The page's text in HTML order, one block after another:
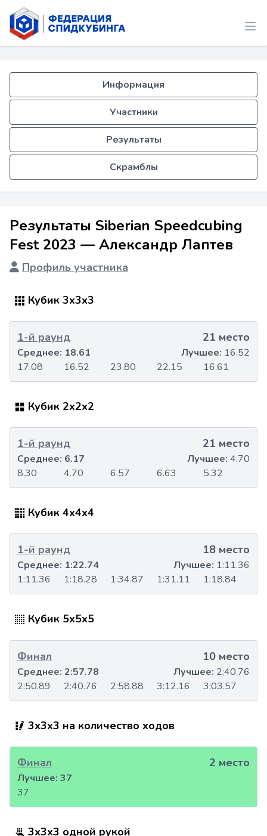
Информация
Участники
Результаты
Скрамблы
Результаты Siberian Speedcubing
Fest 2023 — Александр Лаптев
Профиль участника
Кубик 3x3x3
1-й раунд 21 место
17.08 16.52 23.80 22.15 16.61
Среднее: 18.61 Лучшее: 16.52
Кубик 2x2x2
1-й раунд 21 место
8.30 4.70 6.57 6.63 5.32
Среднее: 6.17 Лучшее: 4.70
Кубик 4x4x4
1-й раунд 18 место
1:11.36 1:18.28 1:34.87 1:31.11 1:18.84
Среднее: 1:22.74 Лучшее: 1:11.36
Кубик 5x5x5
Финал 10 место
2:50.89 2:40.76 2:58.88 3:12.16 3:03.57
Среднее: 2:57.78 Лучшее: 2:40.76
3x3x3 на количество ходов
Финал 2 место
37
Лучшее: 37
3x3x3 одной рукой